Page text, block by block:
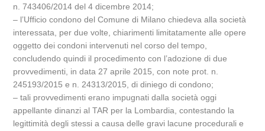
n. 743406/2014 del 4 dicembre 2014;
– l’Ufficio condono del Comune di Milano chiedeva alla società
interessata, per due volte, chiarimenti limitatamente alle opere
oggetto dei condoni intervenuti nel corso del tempo,
concludendo quindi il procedimento con l’adozione di due
provvedimenti, in data 27 aprile 2015, con note prot. n.
245193/2015 e n. 24313/2015, di diniego di condono;
– tali provvedimenti erano impugnati dalla società oggi
appellante dinanzi al TAR per la Lombardia, contestando la
legittimità degli stessi a causa delle gravi lacune procedurali e